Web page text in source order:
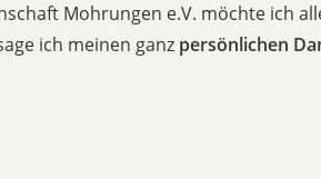
Mohrungen e.V. möchte ich
ich meinen ganz persönlichen